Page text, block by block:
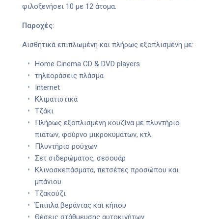
φιλοξενήσει 10 με 12 άτομα.
Παροχές:
Αισθητικά επιπλωμένη και πλήρως εξοπλισμένη με:
Home Cinema CD & DVD players
τηλεοράσεις πλάσμα
Internet
Κλιματιστικά
Τζάκι
Πλήρως εξοπλισμένη κουζίνα με πλυντήριο
πιάτων, φούρνο μικροκυμάτων, κτλ.
Πλυντήριο ρούχων
Σετ σιδερώματος, σεσουάρ
Κλινοσκεπάσματα, πετσέτες προσώπου και
μπάνιου
Τζακούζι
Έπιπλα βεράντας και κήπου
Θέσεις στάθμευσης αυτοκινήτων